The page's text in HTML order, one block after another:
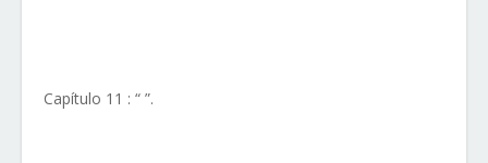
Capítulo 11 : “ ”.